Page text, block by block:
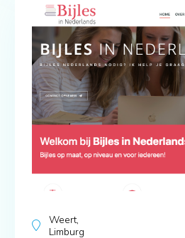
Weert,
Limburg